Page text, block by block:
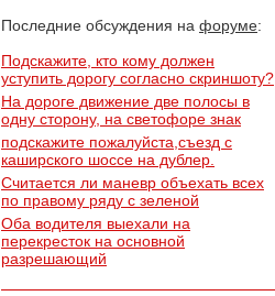
Последние обсуждения на форуме:
Подскажите, кто кому должен
уступить дорогу согласно скриншоту?
На дороге движение две полосы в
одну сторону, на светофоре знак
подскажите пожалуйста,съезд с
каширского шоссе на дублер.
Считается ли маневр объехать всех
по правому ряду с зеленой
Оба водителя выехали на
перекресток на основной
разрешающий